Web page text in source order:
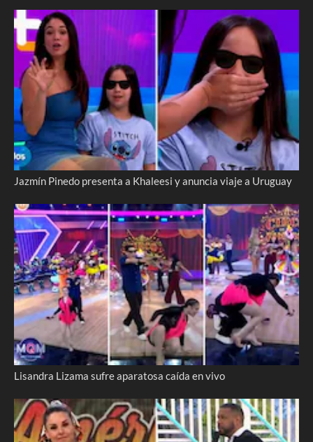
Jazmín Pinedo presenta a Khaleesi y anuncia viaje a Uruguay
Lisandra Lizama sufre aparatosa caída en vivo